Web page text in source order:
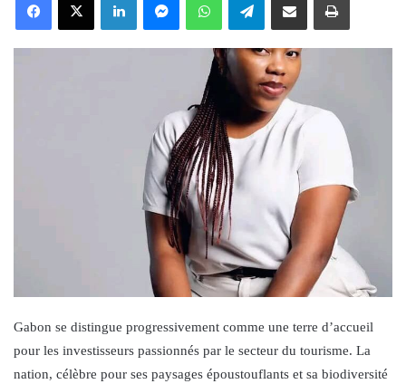
Gabon se distingue progressivement comme une terre d’accueil
pour les investisseurs passionnés par le secteur du tourisme. La
nation, célèbre pour ses paysages époustouflants et sa biodiversité